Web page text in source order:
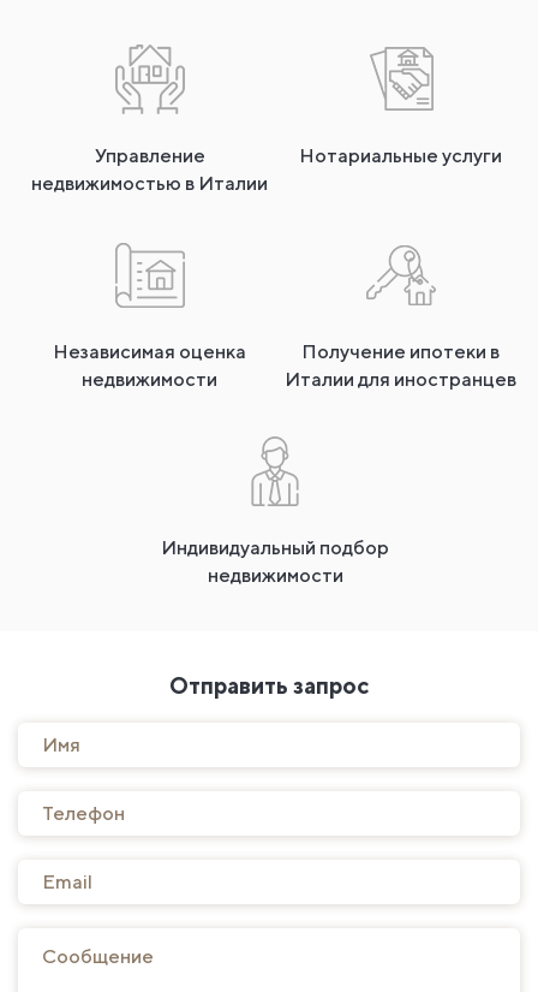
Управление
недвижимостью в Италии
Нотариальные услуги
Независимая оценка
недвижимости
Получение ипотеки в
Италии для иностранцев
Индивидуальный подбор
недвижимости
Отправить запрос